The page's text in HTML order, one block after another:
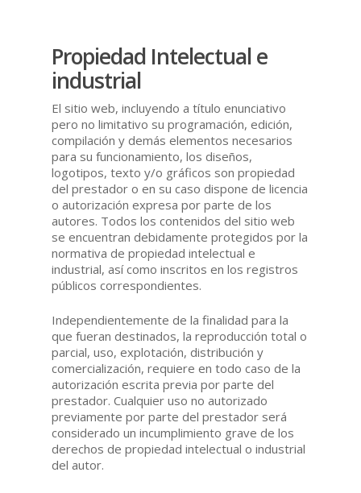
Propiedad Intelectual e
industrial
El sitio web, incluyendo a título enunciativo
pero no limitativo su programación, edición,
compilación y demás elementos necesarios
para su funcionamiento, los diseños,
logotipos, texto y/o gráficos son propiedad
del prestador o en su caso dispone de licencia
o autorización expresa por parte de los
autores. Todos los contenidos del sitio web
se encuentran debidamente protegidos por la
normativa de propiedad intelectual e
industrial, así como inscritos en los registros
públicos correspondientes.
Independientemente de la finalidad para la
que fueran destinados, la reproducción total o
parcial, uso, explotación, distribución y
comercialización, requiere en todo caso de la
autorización escrita previa por parte del
prestador. Cualquier uso no autorizado
previamente por parte del prestador será
considerado un incumplimiento grave de los
derechos de propiedad intelectual o industrial
del autor.